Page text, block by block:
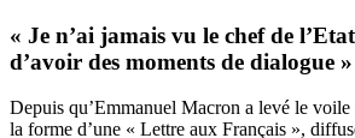
« Je n’ai jamais vu le chef de
d’avoir des moments de dialogue »
Depuis qu’Emmanuel Macron a levé le voile
la forme d’une « Lettre aux Français »,